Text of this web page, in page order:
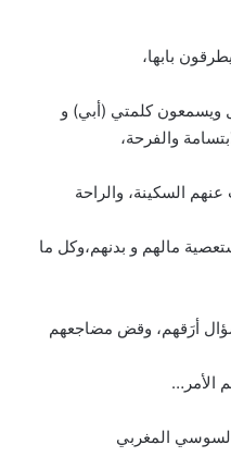
بابها،
ويسمعون كلمتي (أبي) و
والفرحة،
السكينة، والراحة
مالهم و بدنهم،وكل ما
أرَقهم، وقض مضاجعهم
الأمر…
المغربي